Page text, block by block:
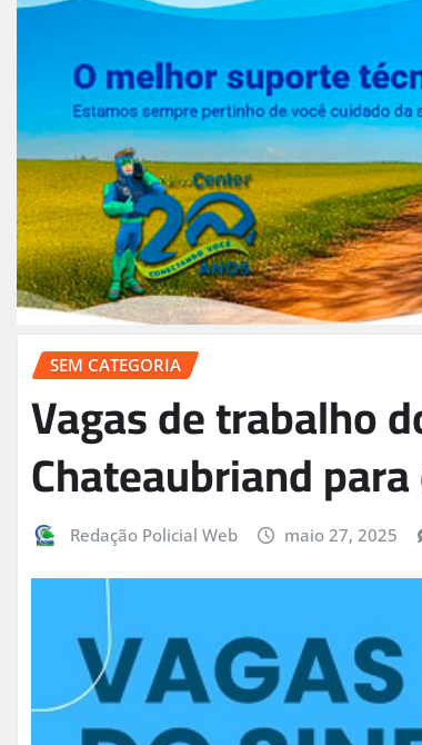
SEM CATEGORIA
Vagas de trabalho
Chateaubriand
Redação Policial Web maio 27, 2025